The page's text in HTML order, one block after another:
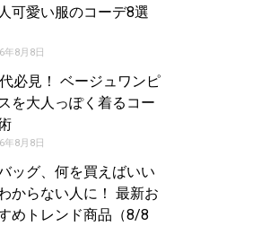
可愛い服のコーデ8選
年8月8日
必見！ ベージュワンピ
を大人っぽく着るコー
年8月8日
ッグ、何を買えばいい
からない人に！ 最新お
めトレンド商品（8/8